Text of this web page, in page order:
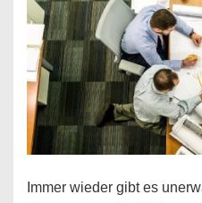
Immer wieder gibt es